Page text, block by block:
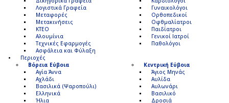
Λογιστικά Γραφεία
Μεταφορές
Μετακινήσεις
ΚΤΕΟ
Αλουμίνια
Τεχνικές Εφαρμογές
Ασφάλεια και Φύλαξη
Γυναικολόγοι
Ορθοπεδικοί
Οφθμαλίατροι
Παιδίατροι
Γενικοί Ιατροί
Παθολόγοι
Περιοχές
Βόρεια Εύβοια
Αγία Άννα
Αχλάδι
Βασιλικά (Ψαροπούλι)
Ελληνικά
Ήλια
Κεντρική Εύβοια
Άγιος Μηνάς
Αυλίδα
Αυλωνάρι
Βασιλικό
Δροσιά